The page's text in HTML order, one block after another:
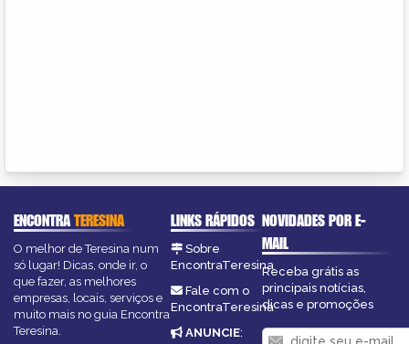
ENCONTRATERESINA
O melhor de Teresina num
só lugar! Dicas, onde ir, o
que fazer, as melhores
empresas, locais, serviços e
muito mais no guia Encontra
Teresina.
LINKS RÁPIDOS
Sobre
EncontraTeresina
Fale com o
EncontraTeresina
ANUNCIE:
NOVIDADES POR E-
MAIL
Receba grátis as
principais notícias,
dicas e promoções